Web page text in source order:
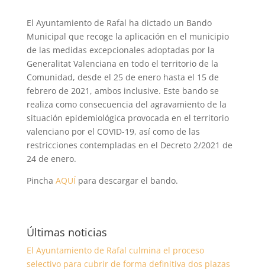
El Ayuntamiento de Rafal ha dictado un Bando
Municipal que recoge la aplicación en el municipio
de las medidas excepcionales adoptadas por la
Generalitat Valenciana en todo el territorio de la
Comunidad, desde el 25 de enero hasta el 15 de
febrero de 2021, ambos inclusive. Este bando se
realiza como consecuencia del agravamiento de la
situación epidemiológica provocada en el territorio
valenciano por el COVID-19, así como de las
restricciones contempladas en el Decreto 2/2021 de
24 de enero.
Pincha AQUÍpara descargar el bando.
Últimas noticias
El Ayuntamiento de Rafal culmina el proceso
selectivo para cubrir de forma definitiva dos plazas